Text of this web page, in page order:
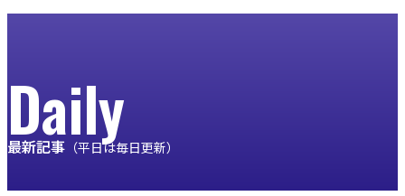
Daily
最新記事 （平日は毎日更新）